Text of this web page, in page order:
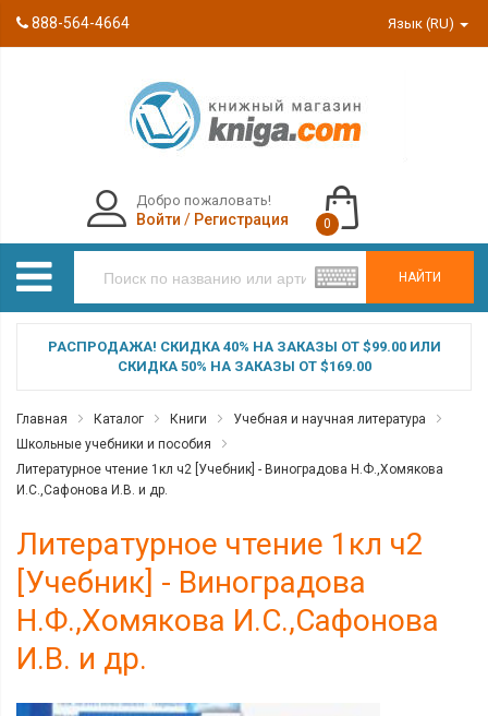
888-564-4664 Язык (RU)
НАЙТИ
Добро пожаловать!
Войти / Регистрация 0
РАСПРОДАЖА! СКИДКА 40% НА ЗАКАЗЫ ОТ $99.00 ИЛИ
СКИДКА 50% НА ЗАКАЗЫ ОТ $169.00
Главная Каталог Книги
Учебная и научная литература
Школьные учебники и пособия
Литературное чтение 1кл ч2 [Учебник] - Виноградова Н.Ф.,Хомякова
И.С.,Сафонова И.В. и др.
Литературное чтение 1кл ч2
[Учебник] - Виноградова
Н.Ф.,Хомякова И.С.,Сафонова
И.В. и др.